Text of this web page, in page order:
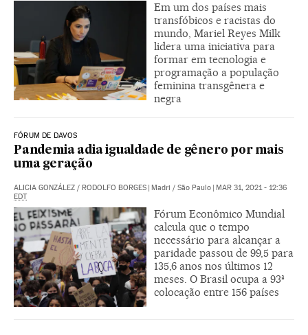
Em um dos países mais
transfóbicos e racistas do
mundo, Mariel Reyes Milk
lidera uma iniciativa para
formar em tecnologia e
programação a população
feminina transgênera e
negra
FÓRUM DE DAVOS
Pandemia adia igualdade de gênero por mais
uma geração
ALICIA GONZÁLEZ / RODOLFO BORGES Madri / São Paulo
MAR 31, 2021 - 12:36
EDT
Fórum Econômico Mundial
calcula que o tempo
necessário para alcançar a
paridade passou de 99,5 para
135,6 anos nos últimos 12
meses. O Brasil ocupa a 93ª
colocação entre 156 países